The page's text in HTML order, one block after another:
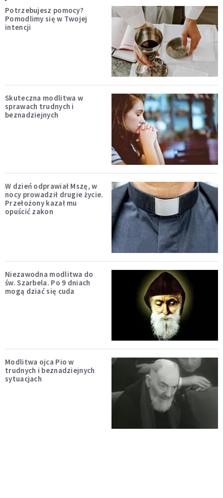
Potrzebujesz pomocy?
Pomodlimy się w Twojej
intencji
Skuteczna modlitwa w
sprawach trudnych i
beznadziejnych
W dzień odprawiał Mszę, w
nocy prowadził drugie życie.
Przełożony kazał mu
opuścić zakon
Niezawodna modlitwa do
św. Szarbela. Po 9 dniach
mogą dziać się cuda
Modlitwa ojca Pio w
trudnych i beznadziejnych
sytuacjach